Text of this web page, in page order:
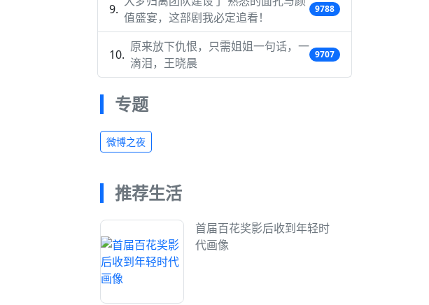
值盛宴，这部剧我必定追看！
9788
原来放下仇恨，只需姐姐一句话，一
滴泪，王晓晨
9707
专题
微博之夜
推荐生活
首届百花奖影后收到年轻时
代画像